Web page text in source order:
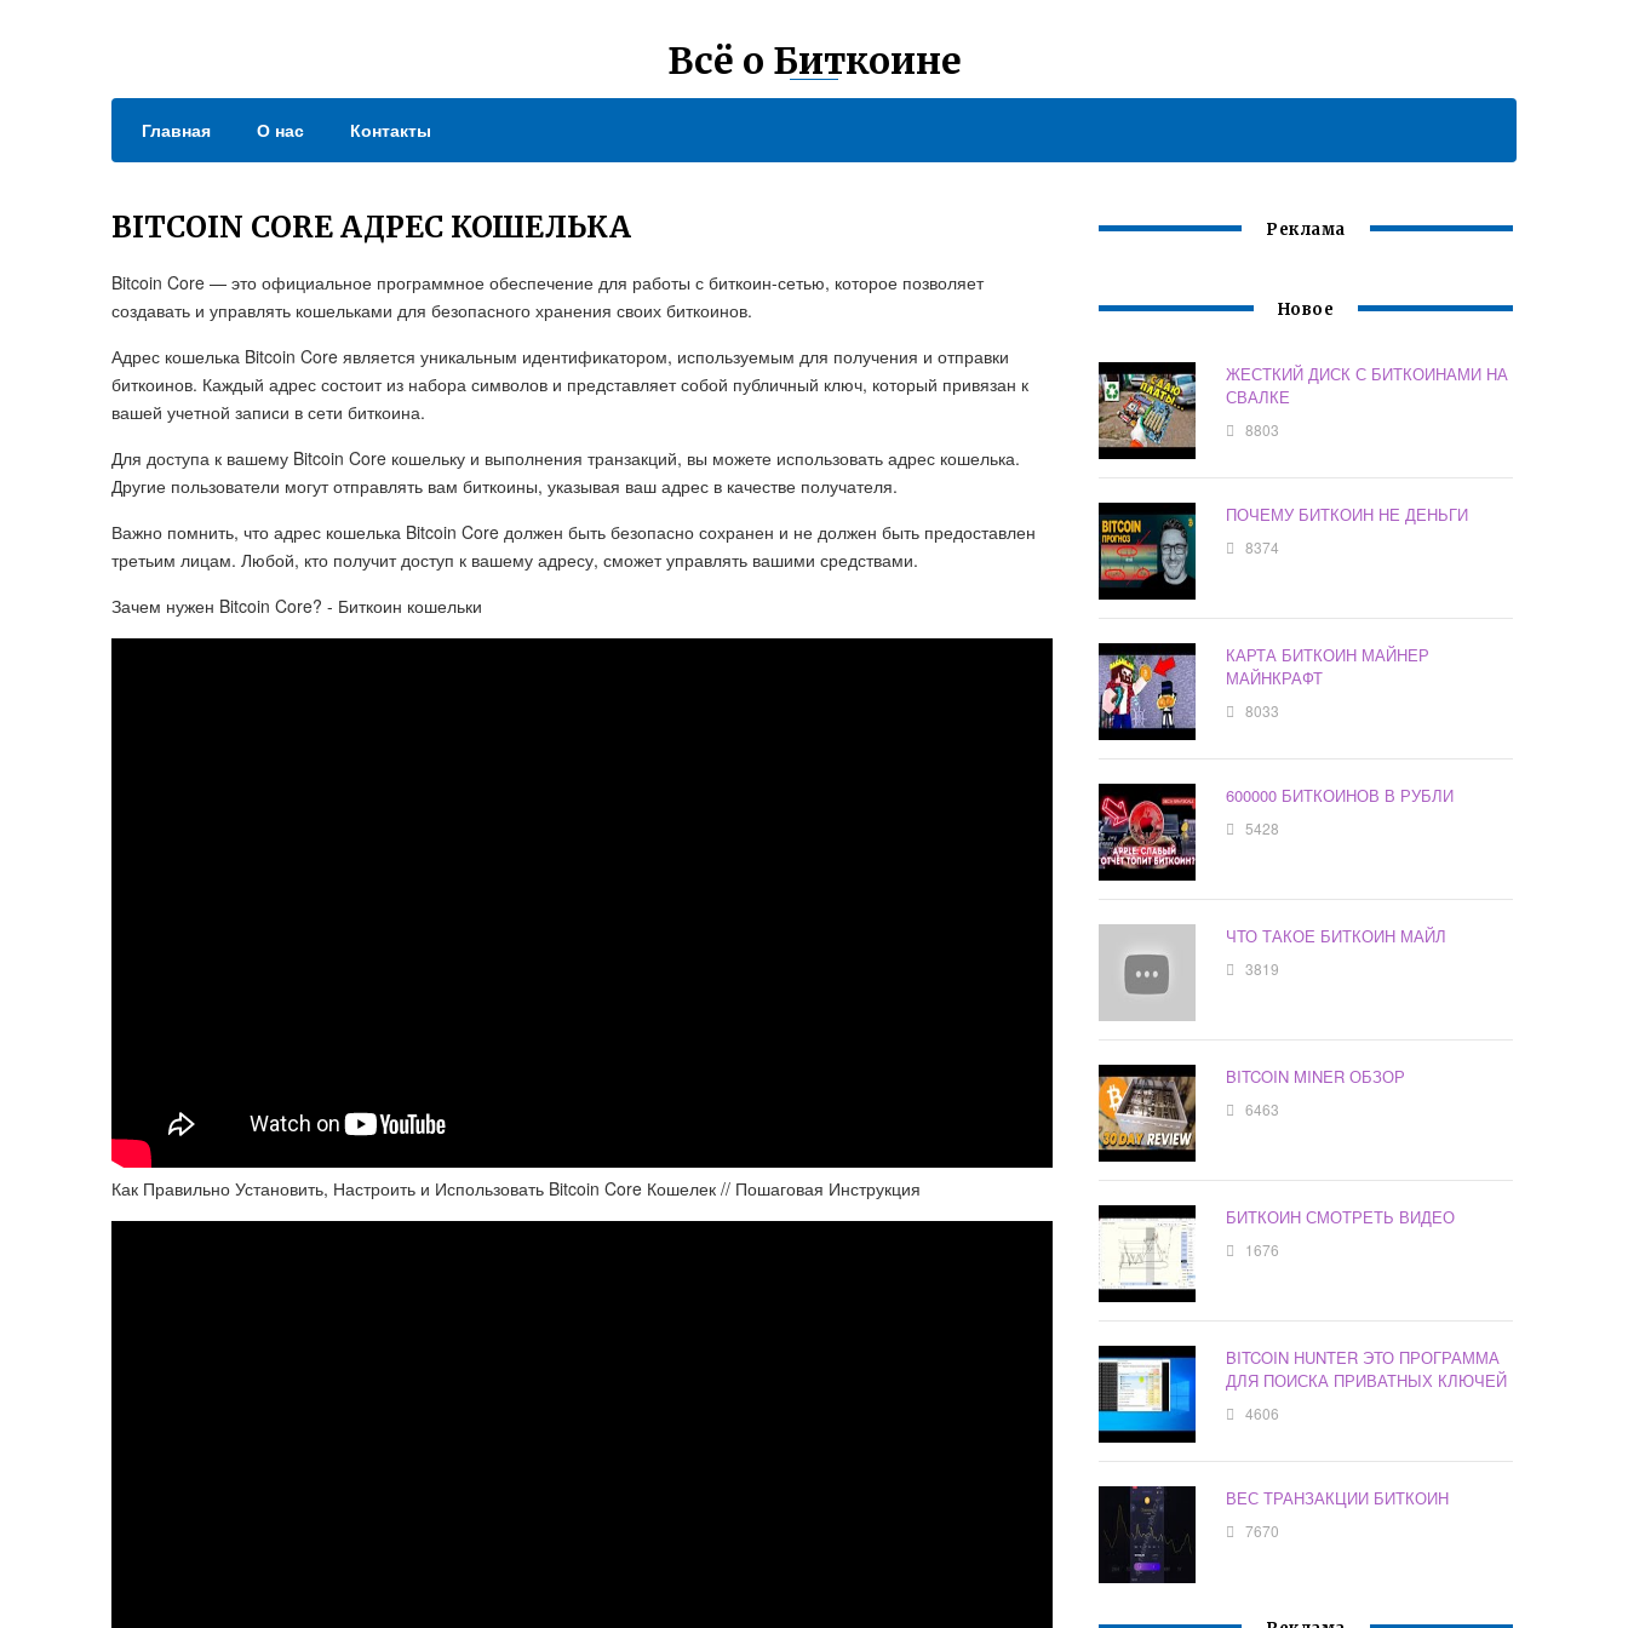
Всё о Биткоине
Главная О нас Контакты
BITCOIN CORE АДРЕС КОШЕЛЬКА
Bitcoin Core — это официальное программное обеспечение для работы с биткоин-сетью, которое позволяет
создавать и управлять кошельками для безопасного хранения своих биткоинов.
Адрес кошелька Bitcoin Core является уникальным идентификатором, используемым для получения и отправки
биткоинов. Каждый адрес состоит из набора символов и представляет собой публичный ключ, который привязан к
вашей учетной записи в сети биткоина.
Для доступа к вашему Bitcoin Core кошельку и выполнения транзакций, вы можете использовать адрес кошелька.
Другие пользователи могут отправлять вам биткоины, указывая ваш адрес в качестве получателя.
Важно помнить, что адрес кошелька Bitcoin Core должен быть безопасно сохранен и не должен быть предоставлен
третьим лицам. Любой, кто получит доступ к вашему адресу, сможет управлять вашими средствами.
Зачем нужен Bitcoin Core? - Биткоин кошельки
Как Правильно Установить, Настроить и Использовать Bitcoin Core Кошелек // Пошаговая Инструкция
Реклама
Новое
ЖЕСТКИЙ ДИСК С БИТКОИНАМИ НА
СВАЛКЕ
8803
ПОЧЕМУ БИТКОИН НЕ ДЕНЬГИ
8374
КАРТА БИТКОИН МАЙНЕР
МАЙНКРАФТ
8033
600000 БИТКОИНОВ В РУБЛИ
5428
ЧТО ТАКОЕ БИТКОИН МАЙЛ
3819
BITCOIN MINER ОБЗОР
6463
БИТКОИН СМОТРЕТЬ ВИДЕО
1676
BITCOIN HUNTER ЭТО ПРОГРАММА
ДЛЯ ПОИСКА ПРИВАТНЫХ КЛЮЧЕЙ
4606
ВЕС ТРАНЗАКЦИИ БИТКОИН
7670